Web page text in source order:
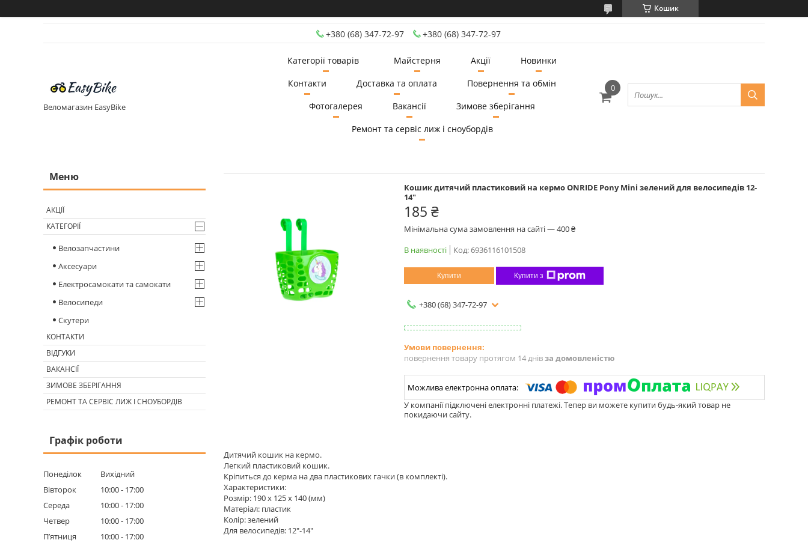
Кошик
+380 (68) 347-72-97 +380 (68) 347-72-97
Веломагазин EasyBike
Категорії товарів Майстерня Акції
Новинки
Контакти
Доставка та оплата
Повернення та обмін
Фотогалерея
Вакансії
Зимове зберігання
Ремонт та сервіс лиж і сноубордів
Кошик дитячий пластиковий на кермо ONRIDE Pony Mini зелений для велосипедів 12-
14"
185 ₴
Мінімальна сума замовлення на сайті — 400 ₴
В наявності
Код:6936116101508
Купити Купити з
+380 (68) 347-72-97
повернення товару протягом 14 днівза домовленістю
У компанії підключені електронні платежі. Тепер ви можете купити будь-який товар не
покидаючи сайту.
Дитячий кошик на кермо.
Легкий пластиковий кошик.
Кріпиться до керма на два пластикових гачки (в комплекті).
Характеристики:
Розмір: 190 х 125 х 140 (мм)
Матеріал: пластик
Колір: зелений
Для велосипедів: 12"-14"
АКЦІЇ
КАТЕГОРІЇ
Велозапчастини
Аксесуари
Електросамокати та самокати
Велосипеди
Скутери
КОНТАКТИ
ВІДГУКИ
ВАКАНСІЇ
ЗИМОВЕ ЗБЕРІГАННЯ
РЕМОНТ ТА СЕРВІС ЛИЖ І СНОУБОРДІВ
Графік роботи
Понеділок
Вихідний
Вівторок
10:00
17:00
Середа
10:00
17:00
Четвер
10:00
17:00
Пʼятниця
10:00
17:00